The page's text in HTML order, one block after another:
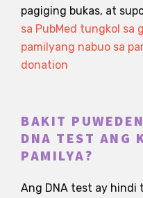
pagiging bukas, at
sa PubMed tungkol sa
pamilyang nabuo sa
donation
BAKIT
DNA TEST ANG
PAMILYA?
Ang DNA test ay hindi